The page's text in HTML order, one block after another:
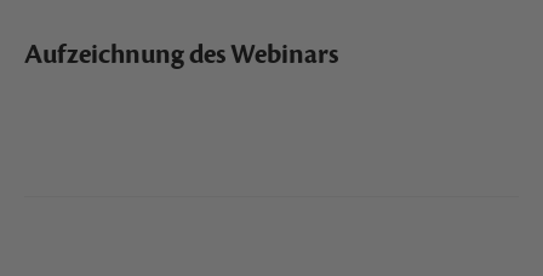
Aufzeichnung des Webinars